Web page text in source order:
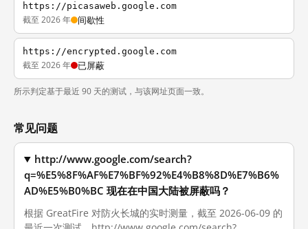
https://picasaweb.google.com
截至 2026 年 间歇性
https://encrypted.google.com
截至 2026 年 已屏蔽
所示判定基于最近 90 天的测试，与该网址页面一致。
常见问题
http://www.google.com/search?
q=%E5%8F%AF%E7%BF%92%E4%B8%8D%E7%B6%
AD%E5%B0%BC 现在在中国大陆被屏蔽吗？
根据 GreatFire 对防火长城的实时测量，截至 2026-06-09 的